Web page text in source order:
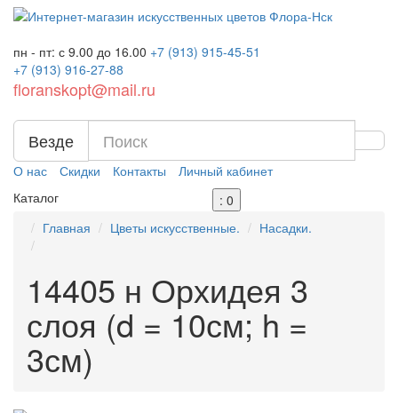
пн - пт: с 9.00 до 16.00 +7 (913) 915-45-51
+7 (913) 916-27-88
floranskopt@mail.ru
Везде
О нас Скидки Контакты
Личный кабинет
Каталог
: 0
Главная
Цветы искусственные. Насадки.
14405 н Орхидея 3
слоя (d = 10см; h =
3см)